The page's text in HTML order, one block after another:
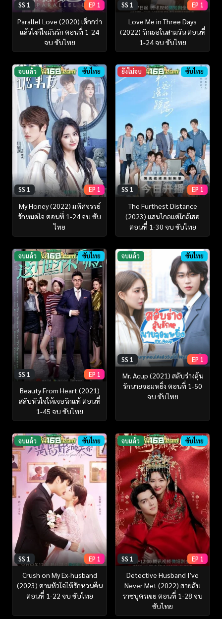
SS 1 EP 1
Parallel Love (2020) เด็กกว่า
แล้วไงก็ใจมันรัก ตอนที่ 1-24
จบ ซับไทย
SS 1 EP 1
Love Me in Three Days
(2022) รักเธอในสามวัน ตอนที่
1-24 จบ ซับไทย
จบแล้ว ซับไทย
SS 1 EP 1
My Honey (2022) มหัศจรรย์
รักหมดใจ ตอนที่ 1-24 จบ ซับ
ไทย
ยังไม่จบ ซับไทย
SS 1 EP 1
The Furthest Distance
(2023) แสนไกลแต่ใกล้เธอ
ตอนที่ 1-30 จบ ซับไทย
จบแล้ว ซับไทย
SS 1 EP 1
Beauty From Heart (2021)
สลับหัวใจให้เจอรักแท้ ตอนที่
1-45 จบ ซับไทย
จบแล้ว ซับไทย
SS 1 EP 1
Mr. Acup (2021) สลับร่างลุ้น
รักนายจอมหยิ่ง ตอนที่ 1-50
จบ ซับไทย
จบแล้ว ซับไทย
SS 1 EP 1
Crush on My Ex-husband
(2023) ตามหัวใจให้รักหวนคืน
ตอนที่ 1-22 จบ ซับไทย
จบแล้ว ซับไทย
SS 1 EP 1
Detective Husband I’ve
Never Met (2022) สายลับ
ราชบุตรเขย ตอนที่ 1-28 จบ
ซับไทย